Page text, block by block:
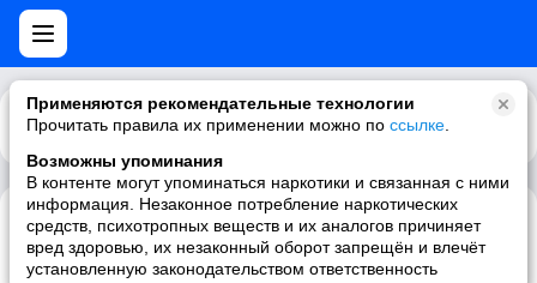
Применяются рекомендательные технологии
Прочитать правила их применении можно по ссылке
Возможны упоминания
В контенте могут упоминаться наркотики и связанная с ними
информация. Незаконное потребление наркотических
средств, психотропных веществ и их аналогов причиняет
вред здоровью, их незаконный оборот запрещён и влечёт
установленную законодательством ответственность
Каталог Рекомендации
Сборник! '90s (2024) MP3
pop / russian pop / russian / '90s